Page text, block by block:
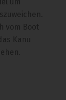
vom Boot
Kanu